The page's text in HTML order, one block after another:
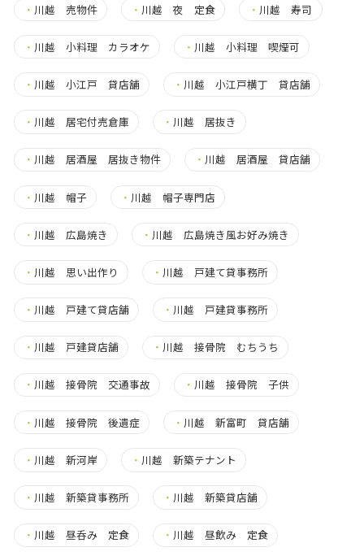
・ 川越 売物件 ・ 川越 夜 定食 ・ 川越 寿司
・ 川越 小料理 カラオケ ・ 川越 小料理 喫煙可
・ 川越 小江戸 貸店舗 ・ 川越 小江戸横丁 貸店舗
・ 川越 居宅付売倉庫 ・ 川越 居抜き
・ 川越 居酒屋 居抜き物件 ・ 川越 居酒屋 貸店舗
・ 川越 帽子 ・ 川越 帽子専門店
・ 川越 広島焼き ・ 川越 広島焼き風お好み焼き
・ 川越 思い出作り ・ 川越 戸建て貸事務所
・ 川越 戸建て貸店舗 ・ 川越 戸建貸事務所
・ 川越 戸建貸店舗 ・ 川越 接骨院 むちうち
・ 川越 接骨院 交通事故 ・ 川越 接骨院 子供
・ 川越 接骨院 後遺症 ・ 川越 新富町 貸店舗
・ 川越 新河岸 ・ 川越 新築テナント
・ 川越 新築貸事務所 ・ 川越 新築貸店舗
・ 川越 昼呑み 定食 ・ 川越 昼飲み 定食